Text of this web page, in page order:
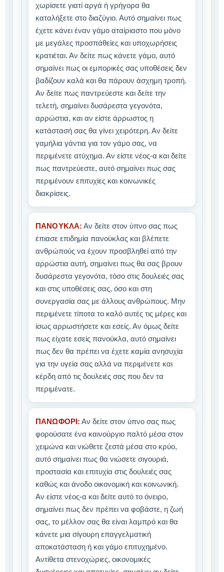
χωρίσετε γιατί αργά ή γρήγορα θα
καταλήξετε στο διαζύγιο. Αυτό σημαίνει πως
έχετε κάνει έναν γάμο αταίριαστο που μόνο
με μεγάλες προσπάθείες και υποχωρήσεις
κρατιέται. Αν δείτε πως κάνετε γάμο, αυτό
σημαίνει πως οι εμπορικές σας υποθέσεις δεν
βαδίζουν καλά και θα πάρουν άσχημη τροπή.
Αν δείτε πως παντρεύεστε και δείτε την
τελετή, σημαίνει δυσάρεστα γεγονότα,
αρρώστια, και αν είστε άρρωστος η
κατάστασή σας θα γίνει χειρότερη. Αν δείτε
γαμήλια γάντια για τον γάμο σας, να
περιμένετε ατύχημα. Αν είστε νέος-α και δείτε
πως παντρεύεστε, αυτό σημαίνει πως σας
περιμένουν επιτυχίες και κοινωνικές
διακρίσεις.
ΠΑΝΟΥΚΛΑ: Αν δείτε στον ύπνο σας πως
έπιασε επιδημία πανούκλας και βλέπετε
ανθρώπούς να έχουν προσβληθεί από την
αρρώστια αυτή, σημαίνει πως θα σας βρουν
δυσάρεστα γεγονότα, τόσο στις δουλειές σας
και στις υποθέσεις σας, όσο και στη
συνεργασία σας με άλλους ανθρώπους. Μην
περιμένετε τίποτα το καλό αυτές τις μέρες και
ίσως αρρωστήσετε και εσείς. Αν όμως δείτε
πως είχατε εσείς πανούκλα, αυτό σημαίνει
πως δεν θα πρέπει να έχετε καμία ανησυχία
για την υγεία σας αλλά να περιμένετε και
κέρδη από τις δουλειές σας που δεν τα
περιμένατε.
ΠΑΝΩΦΟΡΙ: Αν δείτε στον ύπνο σας πως
φορούσατε ένα καινούργιο παλτό μέσα στον
χειμώνα και νιώθετε ζεστά μέσα στο κρύο,
αυτό σημαίνει πως θα νιώσετε σιγουριά,
προστασία και επιτυχία στις δουλειές σας
καθώς και άνοδο οικονομική και κοινωνική.
Αν είστε νέος-α και δείτε αυτό το όνειρο,
σημαίνει πως δεν πρέπει να φοβάστε, η ζωή
σας, το μέλλον σας θα είναι λαμπρό και θα
κάνετε μια σίγουρη επαγγελματική
αποκατάσταση ή και γάμο επιτυχημένο.
Αντίθετα στενοχώριες, οικονομικές